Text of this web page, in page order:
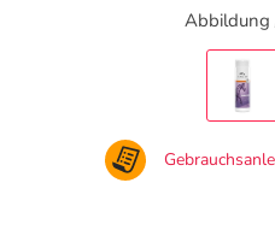
Abbildung